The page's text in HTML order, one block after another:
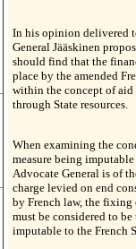
In his opinion delivered
General Jääskinen
should find that the
place by the amended
within the concept of aid
through State resources.
When examining the
measure being
Advocate General is of
charge levied on end
by French law, the fixing
must be considered to
imputable to the French